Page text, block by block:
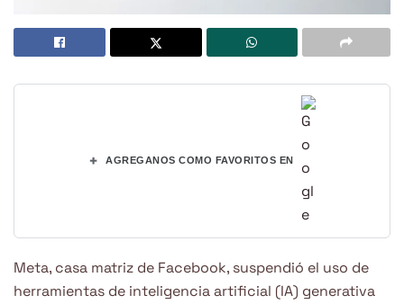
+ AGREGANOS COMO FAVORITOS EN
Meta, casa matriz de Facebook, suspendió el uso de
herramientas de inteligencia artificial (IA) generativa